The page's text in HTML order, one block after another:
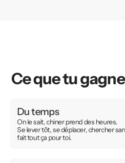
Ce que tu
Du temps
On le sait, chiner prend des heures.
Se lever tôt, se déplacer, chercher
fait tout ça pour toi.